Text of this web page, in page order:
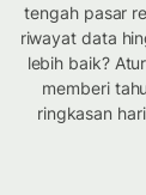
tengah pasar
riwayat data
lebih baik?
memberi
ringkasan